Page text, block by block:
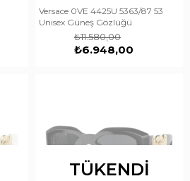
Versace 0VE 4425U 5363/87 53
Unisex Güneş Gözlüğü
₺6.948,00
₺11.580,00
TÜKENDI